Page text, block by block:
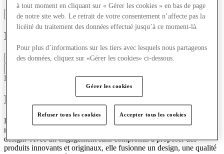
Reiss
Fermé
Mode
Découvrez Reiss
Depuis 1971, Reiss s’est imposée comme l’autorité mondiale en
matière de vêtements féminins, masculins et accessoires axés sur le
design. Avec un engagement sans compromis à proposer des
produits innovants et originaux, elle fusionne un design, une qualité
à tout moment en cliquant sur « Gérer les cookies » en bas de page
de notre site web. Le retrait de votre consentement n’affecte pas la
licéité du traitement des données effectué jusqu’à ce moment-là.
Pour plus d’informations sur les tiers avec lesquels nous partageons
des données, cliquez sur «Gérer les cookies» ci-dessous.
Gérer les cookies
Refuser tous les cookies Accepter tous les cookies